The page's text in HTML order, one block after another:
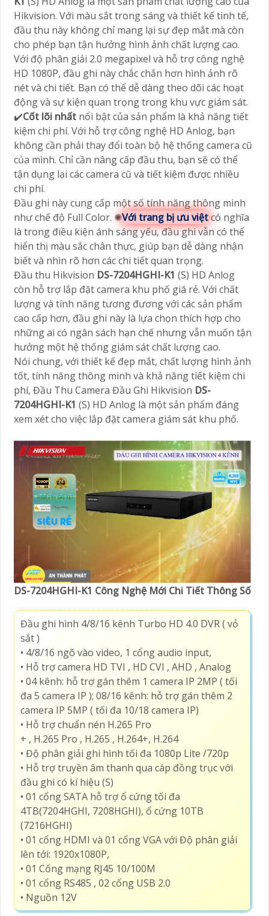
DS-7204HGHI-K1(S) ĐẦU GHI
HIKVISION
Đầu Thu Camera Đầu Ghi Hikvision DS-7204HGHI-
K1(S) HD Anlog là một sản phẩm chất lượng cao của
Hikvision. Với màu sắt trong sáng và thiết kế tinh tế,
đầu thu này không chỉ mang lại sự đẹp mắt mà còn
cho phép bạn tận hưởng hình ảnh chất lượng cao.
Với độ phân giải 2.0 megapixel và hỗ trợ công nghệ
HD 1080P, đầu ghi này chắc chắn hơn hình ảnh rõ
nét và chi tiết. Bạn có thể dễ dàng theo dõi các hoạt
động và sự kiện quan trọng trong khu vực giám sát.
✔️Cốt lõi nhấtnổi bật của sản phẩm là khả năng tiết
kiệm chi phí. Với hỗ trợ công nghệ HD Anlog, bạn
không cần phải thay đổi toàn bộ hệ thống camera cũ
của mình. Chỉ cần nâng cấp đầu thu, bạn sẽ có thể
tận dụng lại các camera cũ và tiết kiệm được nhiều
chi phí.
Đầu ghi này cung cấp một số tính năng thông minh
như chế độ Full Color. ✺Với trang bị ưu việtcó nghĩa
là trong điều kiện ánh sáng yếu, đầu ghi vẫn có thể
hiển thị màu sắc chân thực, giúp bạn dễ dàng nhận
biết và nhìn rõ hơn các chi tiết quan trọng.
Đầu thu HikvisionDS-7204HGHI-K1(S) HD Anlog
còn hỗ trợ lắp đặt camera khu phố giá rẻ. Với chất
cao cấp hơn, đầu ghi này là lựa chọn thích hợp cho
những ai có ngân sách hạn chế nhưng vẫn muốn tận
hưởng một hệ thống giám sát chất lượng cao.
Nói chung, với thiết kế đẹp mắt, chất lượng hình ảnh
tốt, tính năng thông minh và khả năng tiết kiệm chi
phí, Đầu Thu Camera Đầu Ghi HikvisionDS-
7204HGHI-K1
(S) HD Anlog là một sản phẩm đáng
xem xét cho việc lắp đặt camera giám sát khu phố.
DS-7204HGHI-K1 Công Nghệ Mới Chi Tiết Thông Số
Đầu ghi hình 4/8/16 kênh Turbo HD 4.0 DVR ( vỏ
sắt )
• 4/8/16 ngõ vào video, 1 cổng audio input,
• Hỗ trợ camera HD TVI , HD CVI , AHD , Analog
• 04 kênh: hỗ trợ gán thêm 1 camera IP 2MP ( tối
đa 5 camera IP ); 08/16 kênh: hỗ trợ gán thêm 2
camera IP 5MP ( tối đa 10/18 camera IP)
• Hỗ trợ chuẩn nén H.265 Pro
+ , H.265 Pro , H.265 , H.264+, H.264
• Độ phân giải ghi hình tối đa 1080p Lite /720p
• Hỗ trợ truyền âm thanh qua cáp đồng trục với
đầu ghi có kí hiệu (S)